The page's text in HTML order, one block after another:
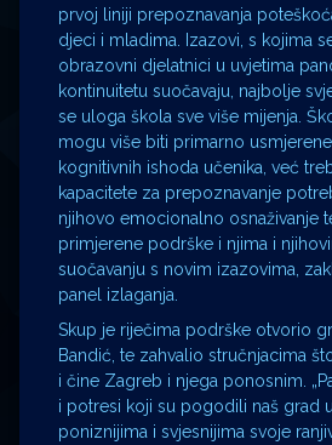
prvoj liniji prepoznavanja
djeci i mladima. Izazovi, s kojima
obrazovni djelatnici u uvjetima
kontinuitetu suočavaju, najbolje
se uloga škola sve više mijenja.
mogu više biti primarno
kognitivnih ishoda učenika, već
kapacitete za prepoznavanje
njihovo emocionalno osnaživanje
primjerene podrške i njima i
suočavanju s novim izazovima,
panel izlaganja.
Skup je riječima podrške otvorio
Bandić, te zahvalio stručnjacima
i čine Zagreb i njega ponosnim.
i potresi koji su pogodili naš grad
poniznijima i svjesnijima svoje